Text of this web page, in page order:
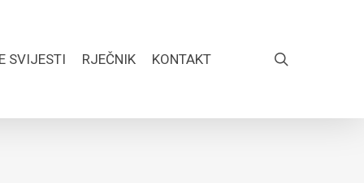
SVIJESTI RJEČNIK KONTAKT FACEBOOK